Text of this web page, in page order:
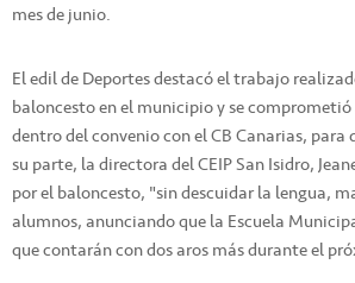
mes de junio.
El edil de Deportes destacó el trabajo
baloncesto en el municipio y se
dentro del convenio con el CB Canarias,
su parte, la directora del CEIP San Isidro,
por el baloncesto, "sin descuidar la lengua,
alumnos, anunciando que la Escuela
que contarán con dos aros más durante el